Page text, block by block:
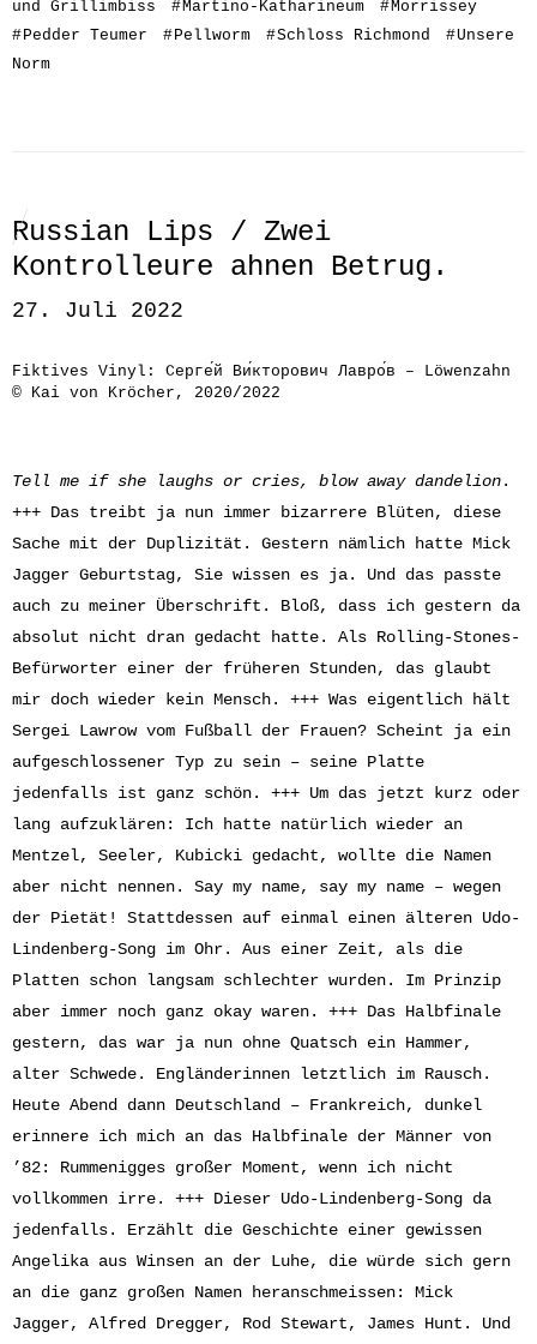
und Grillimbiss #Martino-Katharineum #Morrissey
#Pedder Teumer #Pellworm #Schloss Richmond #Unsere
Norm
Russian Lips / Zwei
Kontrolleure ahnen Betrug.
27. Juli 2022
Fiktives Vinyl: Серге́й Ви́кторович Лавро́в – Löwenzahn
© Kai von Kröcher, 2020/2022
Tell me if she laughs or cries, blow away dandelion.
+++ Das treibt ja nun immer bizarrere Blüten, diese
Sache mit der Duplizität. Gestern nämlich hatte Mick
Jagger Geburtstag, Sie wissen es ja. Und das passte
auch zu meiner Überschrift. Bloß, dass ich gestern da
absolut nicht dran gedacht hatte. Als Rolling-Stones-
Befürworter einer der früheren Stunden, das glaubt
mir doch wieder kein Mensch. +++ Was eigentlich hält
Sergei Lawrow vom Fußball der Frauen? Scheint ja ein
aufgeschlossener Typ zu sein – seine Platte
jedenfalls ist ganz schön. +++ Um das jetzt kurz oder
lang aufzuklären: Ich hatte natürlich wieder an
Mentzel, Seeler, Kubicki gedacht, wollte die Namen
aber nicht nennen. Say my name, say my name – wegen
der Pietät! Stattdessen auf einmal einen älteren Udo-
Lindenberg-Song im Ohr. Aus einer Zeit, als die
Platten schon langsam schlechter wurden. Im Prinzip
aber immer noch ganz okay waren. +++ Das Halbfinale
gestern, das war ja nun ohne Quatsch ein Hammer,
alter Schwede. Engländerinnen letztlich im Rausch.
Heute Abend dann Deutschland – Frankreich, dunkel
erinnere ich mich an das Halbfinale der Männer von
’82: Rummenigges großer Moment, wenn ich nicht
vollkommen irre. +++ Dieser Udo-Lindenberg-Song da
jedenfalls. Erzählt die Geschichte einer gewissen
Angelika aus Winsen an der Luhe, die würde sich gern
an die ganz großen Namen heranschmeissen: Mick
Jagger, Alfred Dregger, Rod Stewart, James Hunt. Und